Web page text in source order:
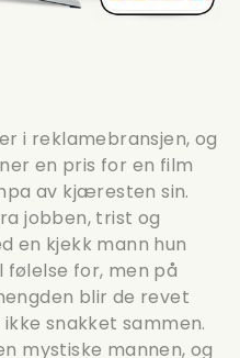
i reklamebransjen, og
en pris for en film
av kjæresten sin.
jobben, trist og
en kjekk mann hun
følelse for, men på
blir de revet
snakket sammen.
mystiske mannen, og